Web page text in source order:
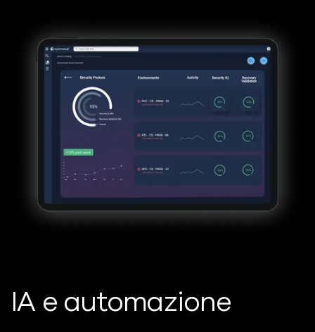
IA e automazione